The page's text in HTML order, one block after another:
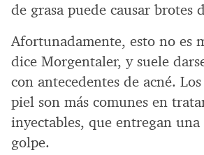
de grasa puede causar brotes
Afortunadamente, esto no es
dice Morgentaler, y suele
con antecedentes de acné.
piel son más comunes en
inyectables, que entregan
golpe.